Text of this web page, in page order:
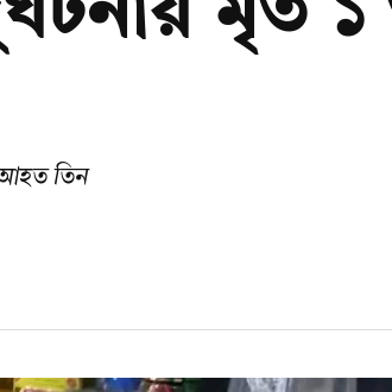
আহত তিন